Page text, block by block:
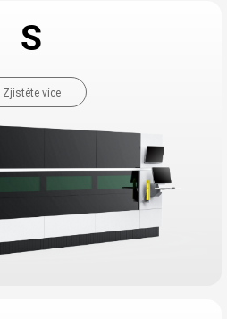
S
Zjistěte více